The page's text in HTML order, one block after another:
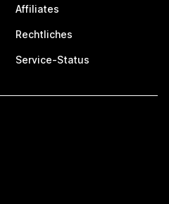
Affiliates
Rechtliches
Service-Status